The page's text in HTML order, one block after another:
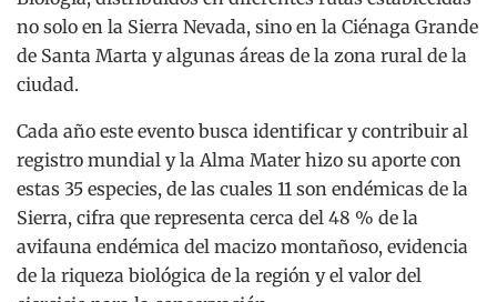
no solo en la Sierra Nevada, sino en la Ciénaga Grande
de Santa Marta y algunas áreas de la zona rural de la
ciudad.
Cada año este evento busca identificar y contribuir al
registro mundial y la Alma Mater hizo su aporte con
estas 35 especies, de las cuales 11 son endémicas de la
Sierra, cifra que representa cerca del 48 % de la
avifauna endémica del macizo montañoso, evidencia
de la riqueza biológica de la región y el valor del